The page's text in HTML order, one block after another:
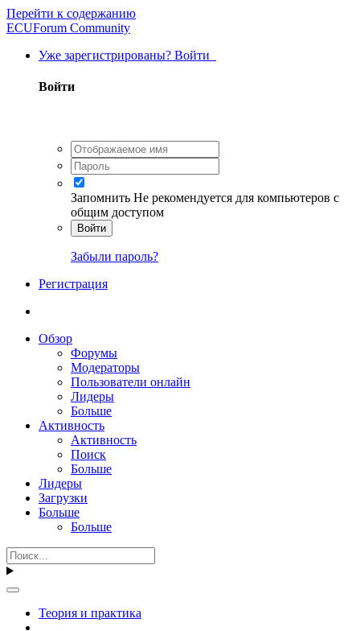
Перейти к содержанию
ECUForum Community
Уже зарегистрированы? Войти
Войти
Запомнить Не рекомендуется для компьютеров с
общим доступом
Войти
Забыли пароль?
Регистрация
Обзор
Форумы
Модераторы
Пользователи онлайн
Лидеры
Больше
Активность
Активность
Поиск
Больше
Лидеры
Загрузки
Больше
Больше
Теория и практика